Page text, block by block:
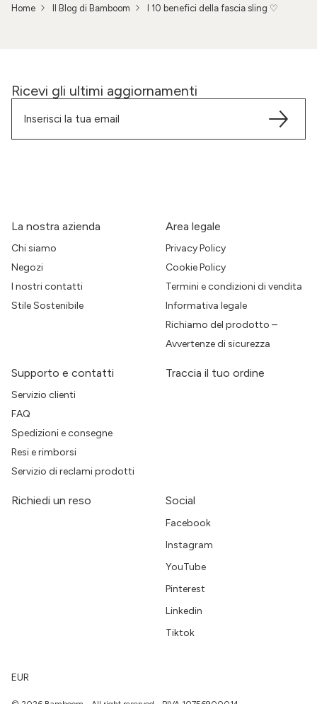
Home Il Blog di Bamboom I 10 benefici della fascia sling ♡
Ricevi gli ultimi aggiornamenti
La nostra azienda
Chi siamo
Negozi
I nostri contatti
Stile Sostenibile
Area legale
Privacy Policy
Cookie Policy
Termini e condizioni di vendita
Informativa legale
Richiamo del prodotto –
Avvertenze di sicurezza
Supporto e contatti
Servizio clienti
FAQ
Spedizioni e consegne
Resi e rimborsi
Servizio di reclami prodotti
Traccia il tuo ordine
Richiedi un reso Social
Facebook
Instagram
YouTube
Pinterest
Linkedin
Tiktok
EUR